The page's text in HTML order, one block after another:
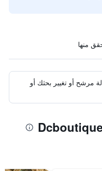
مرشح أو تغيير بحثك أو